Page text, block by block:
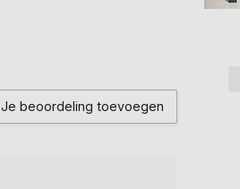
Je beoordeling toevoegen